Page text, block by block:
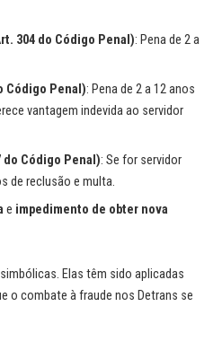
304 do Código Penal): Pena de 2 a
Código Penal): Pena de 2 a 12 anos
vantagem indevida ao servidor
do Código Penal): Se for servidor
de reclusão e multa.
e impedimento de obter nova
Elas têm sido aplicadas
o combate à fraude nos Detrans se